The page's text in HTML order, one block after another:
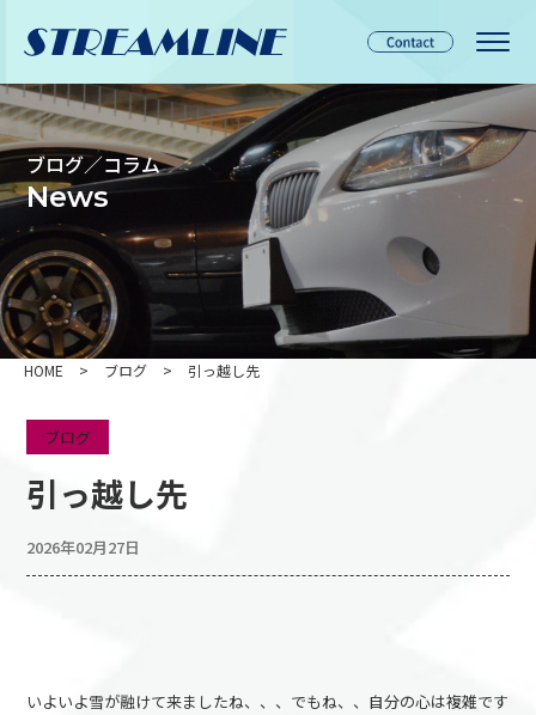
ブログ／コラム
News
HOME > ブログ > 引っ越し先
ブログ
引っ越し先
2026年02月27日
いよいよ雪が融けて来ましたね、、、でもね、、自分の心は複雑です